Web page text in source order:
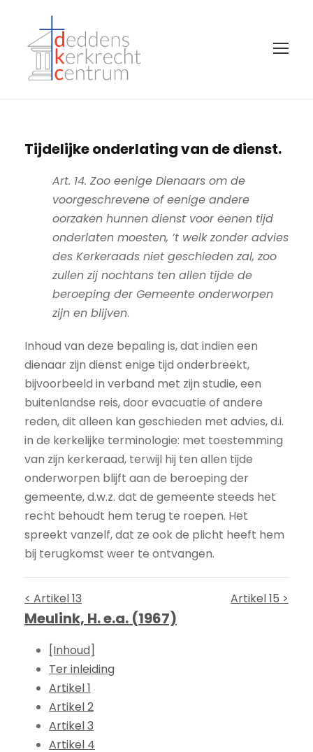
Tijdelijke onderlating van de dienst.
Art. 14. Zoo eenige Dienaars om de
voorgeschrevene of eenige andere
oorzaken hunnen dienst voor eenen tijd
onderlaten moesten, ’t welk zonder advies
des Kerkeraads niet geschieden zal, zoo
zullen zij nochtans ten allen tijde de
beroeping der Gemeente onderworpen
zijn en blijven.
Inhoud van deze bepaling is, dat indien een
dienaar zijn dienst enige tijd onderbreekt,
bijvoorbeeld in verband met zijn studie, een
buitenlandse reis, door evacuatie of andere
reden, dit alleen kan geschieden met advies, d.i.
in de kerkelijke terminologie: met toestemming
van zijn kerkeraad, terwijl hij ten allen tijde
onderworpen blijft aan de beroeping der
gemeente, d.w.z. dat de gemeente steeds het
recht behoudt hem terug te roepen. Het
spreekt vanzelf, dat ze ook de plicht heeft hem
bij terugkomst weer te ontvangen.
< Artikel 13 Artikel 15 >
Meulink, H. e.a. (1967)
[Inhoud]
Ter inleiding
Artikel 1
Artikel 2
Artikel 3
Artikel 4